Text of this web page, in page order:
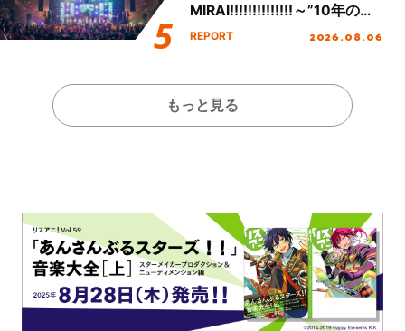
MIRAI!!!!!!!!!!!!!!～”10年の活
動を経てファイナルを迎える
REPORT 2026.08.06
もっと見る